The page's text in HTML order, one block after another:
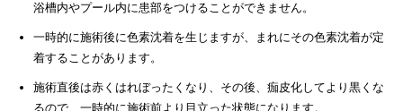
浴槽内やプール内に患部をつけることができません。
一時的に施術後に色素沈着を生じますが、まれにその色素沈着が定
着することがあります。
施術直後は赤くはれぼったくなり、その後、痂皮化してより黒くな
るので、一時的に施術前より目立った状態になります。